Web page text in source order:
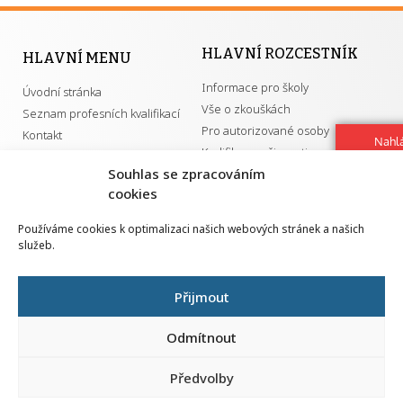
Souhlas se zpracováním
cookies
Používáme cookies k optimalizaci našich webových stránek a našich
služeb.
Přijmout
Odmítnout
Předvolby
HLAVNÍ MENU
Úvodní stránka
Seznam profesních kvalifikací
Kontakt
HLAVNÍ ROZCESTNÍK
Informace pro školy
Vše o zkouškách
Pro autorizované osoby
Kvalifikace a živnosti
GDPR
Národní pedagogický institut ČR
Senovážné náměstí 25
110 00 Praha 1